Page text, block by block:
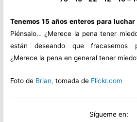
Tenemos 15 años enteros para
Piénsalo… ¿Merece la pena tener
están deseando que fracasemos
¿Merece la pena en general tener
Foto de Brian,tomada de Flickr.com
Sígueme en: